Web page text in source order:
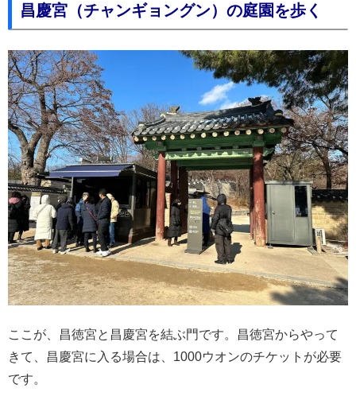
昌慶宮（チャンギョングン）の庭園を歩く
ここが、昌徳宮と昌慶宮を結ぶ門です。昌徳宮からやって
きて、昌慶宮に入る場合は、1000ウオンのチケットが必要
です。